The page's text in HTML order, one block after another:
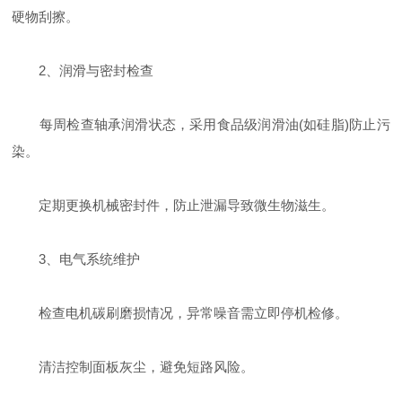
硬物刮擦‌。
‌2、润滑与密封检查‌
每周检查轴承润滑状态，采用食品级润滑油(如硅脂)防止污
染‌。
定期更换机械密封件，防止泄漏导致微生物滋生‌。
‌3、电气系统维护‌
检查电机碳刷磨损情况，异常噪音需立即停机检修‌。
清洁控制面板灰尘，避免短路风险‌。